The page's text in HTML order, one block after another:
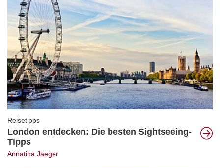
Reisetipps
London entdecken: Die besten Sightseeing-
Tipps
Annatina Jaeger